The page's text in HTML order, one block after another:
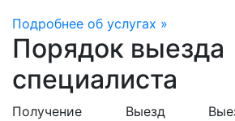
Подробнее об услугах »
Порядок выезда
специалиста
Получение
Выезд